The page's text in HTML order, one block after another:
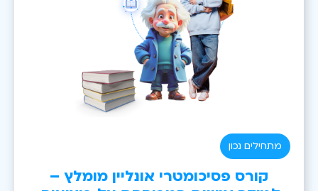
מתחילים נכון
קורס פסיכומטרי אונליין מומלץ –